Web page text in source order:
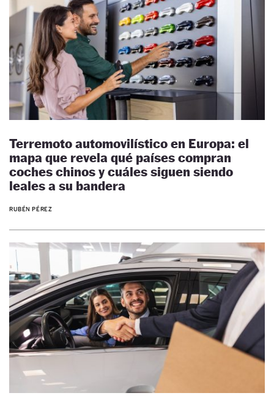
Terremoto automovilístico en Europa: el
mapa que revela qué países compran
coches chinos y cuáles siguen siendo
leales a su bandera
RUBÉN PÉREZ